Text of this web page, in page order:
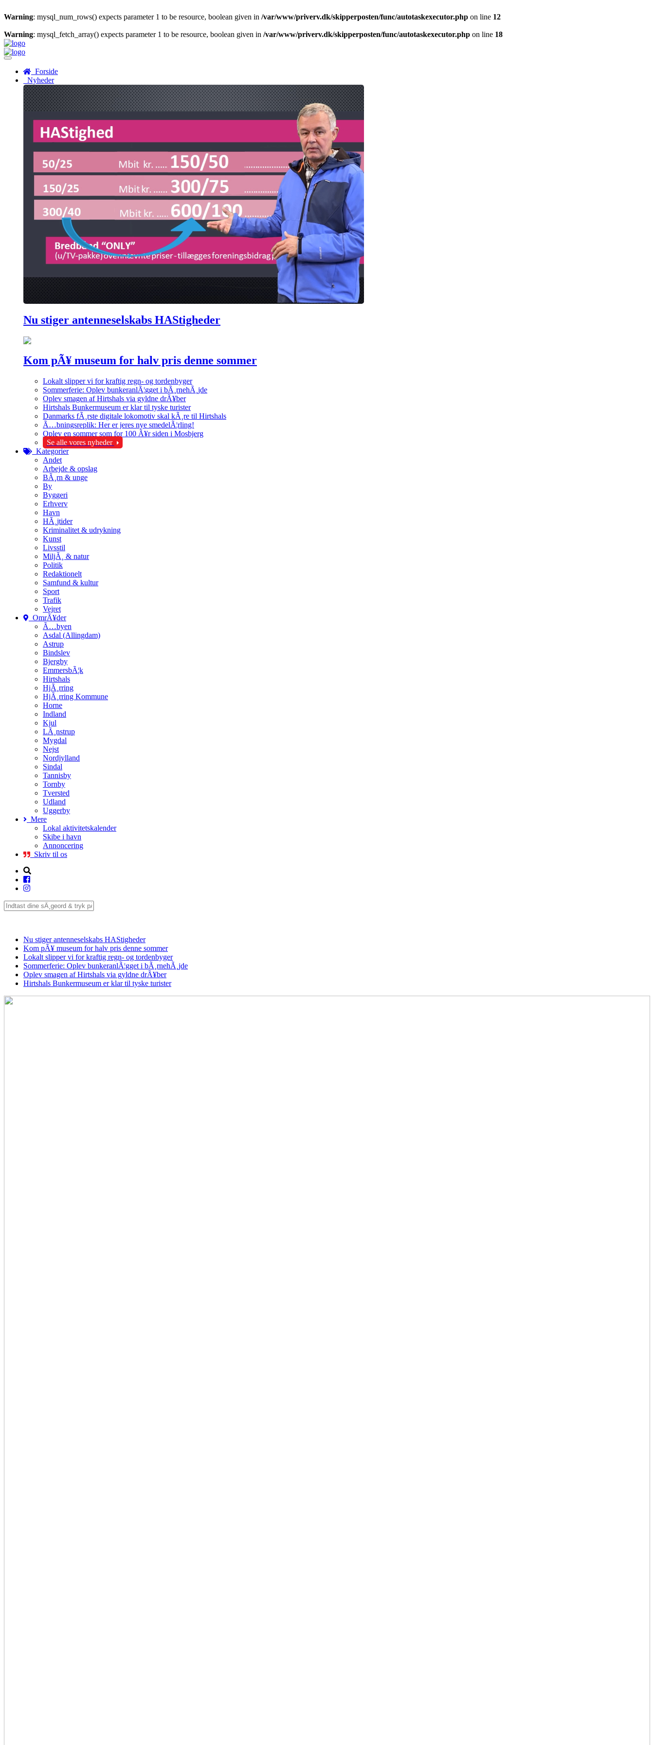
Warning: mysql_num_rows() expects parameter 1 to be resource, boolean given in /var/www/priverv.dk/skipperposten/func/autotaskexecutor.php on line 12
Warning: mysql_fetch_array() expects parameter 1 to be resource, boolean given in /var/www/priverv.dk/skipperposten/func/autotaskexecutor.php on line 18
Menu
Forside
Nyheder
Nu stiger antenneselskabs HAStigheder
Kom pÃ¥ museum for halv pris denne sommer
Lokalt slipper vi for kraftig regn- og tordenbyger
Sommerferie: Oplev bunkeranlÃ¦gget i bÃ¸rnehÃ¸jde
Oplev smagen af Hirtshals via gyldne drÃ¥ber
Hirtshals Bunkermuseum er klar til tyske turister
Danmarks fÃ¸rste digitale lokomotiv skal kÃ¸re til Hirtshals
Ã…bningsreplik: Her er jeres nye smedelÃ¦rling!
Oplev en sommer som for 100 Ã¥r siden i Mosbjerg
Se alle vores nyheder
Kategorier
Andet
Arbejde & opslag
BÃ¸rn & unge
By
Byggeri
Erhverv
Havn
HÃ¸jtider
Kriminalitet & udrykning
Kunst
Livsstil
MiljÃ¸ & natur
Politik
Redaktionelt
Samfund & kultur
Sport
Trafik
Vejret
OmrÃ¥der
Ã…byen
Asdal (Allingdam)
Astrup
Bindslev
Bjergby
EmmersbÃ¦k
Hirtshals
HjÃ¸rring
HjÃ¸rring Kommune
Horne
Indland
Kjul
LÃ¸nstrup
Mygdal
Nejst
Nordjylland
Sindal
Tannisby
Tornby
Tversted
Udland
Uggerby
Mere
Lokal aktivitetskalender
Skibe i havn
Annoncering
Skriv til os
Nu stiger antenneselskabs HAStigheder
Kom pÃ¥ museum for halv pris denne sommer
Lokalt slipper vi for kraftig regn- og tordenbyger
Sommerferie: Oplev bunkeranlÃ¦gget i bÃ¸rnehÃ¸jde
Oplev smagen af Hirtshals via gyldne drÃ¥ber
Hirtshals Bunkermuseum er klar til tyske turister